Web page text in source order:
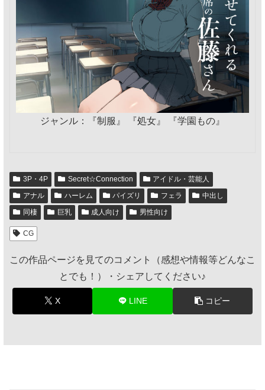
ジャンル：『制服』 『処女』 『学園もの』
3P・4P Secret☆Connection
アイドル・芸能人
アナル
ハーレム パイズリ フェラ
中出し
同棲
巨乳 成人向け 男性向け
CG
この作品ページを見てのコメント（感想や情報等どんなこ
とでも！）・シェアしてください♪
X LINE コピー